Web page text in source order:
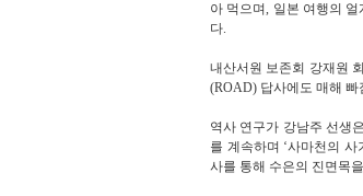
아 먹으며, 일본 여행의
다.
내산서원 보존회 강재원
(ROAD) 답사에도 매해
역사 연구가 강남주 선생
를 계속하며 ‘사마천의 사
사를 통해 수은의 진면목